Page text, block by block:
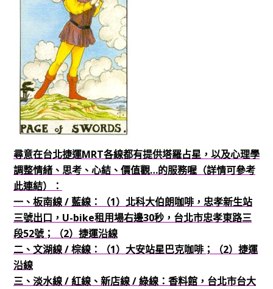
尋意在台北捷運MRT各線都有提供塔羅占星，以及心理學
調整情緒、思考、心結、價值觀…的服務喔（詳情可參考
此連結）：
一、板南線 / 藍線：（1）北科大伯朗咖啡，忠孝新生站
三號出口，U-bike租用場右邊30秒，台北市忠孝東路三
段52號；（2）捷運沿線
二、文湖線 / 棕線：（1）大安站星巴克咖啡；
（2）捷運
沿線
三、淡水線 / 紅線、新店線 / 綠線：香料館，台北市台大